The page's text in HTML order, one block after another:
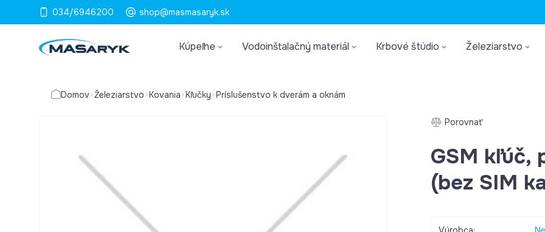
034/6946200 shop@masmasaryk.sk
Kúpeľne Vodoinštalačný materiál Krbové štúdio Železiarstvo
Domov Železiarstvo Kovania Kľučky Príslušenstvo k dverám a oknám
Porovnať
GSM kľúč,
(bez SIM